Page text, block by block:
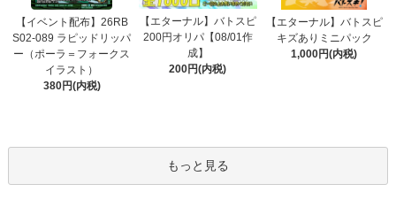
【イベント配布】26RB
S02-089 ラピッドリッパ
ー（ポーラ＝フォークス
イラスト）
380円(内税)
【エターナル】バトスピ
200円オリパ【08/01作
成】
200円(内税)
【エターナル】バトスピ
キズありミニパック
1,000円(内税)
もっと見る